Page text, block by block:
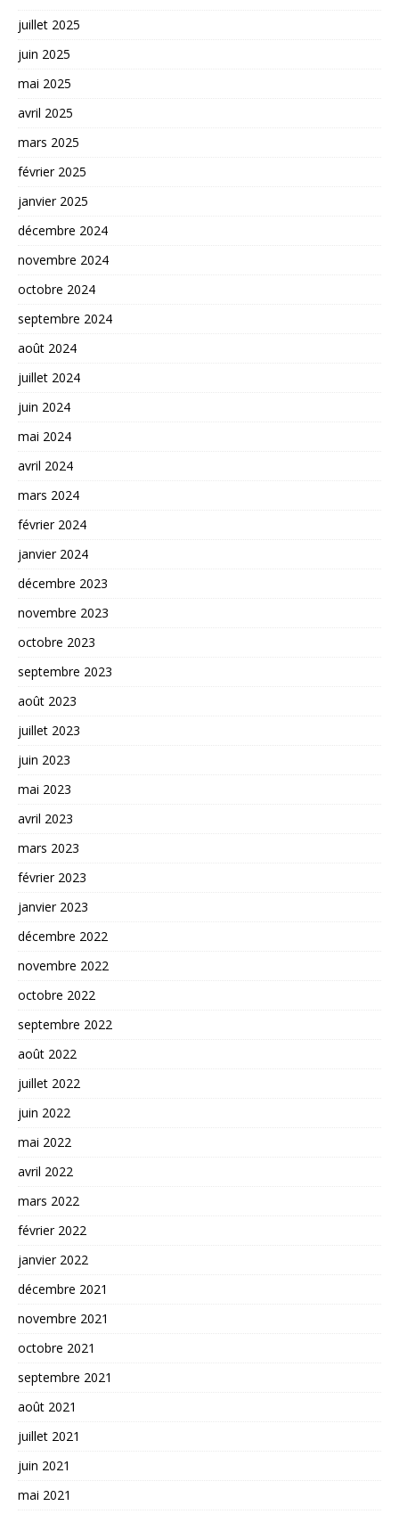
juillet 2025
juin 2025
mai 2025
avril 2025
mars 2025
février 2025
janvier 2025
décembre 2024
novembre 2024
octobre 2024
septembre 2024
août 2024
juillet 2024
juin 2024
mai 2024
avril 2024
mars 2024
février 2024
janvier 2024
décembre 2023
novembre 2023
octobre 2023
septembre 2023
août 2023
juillet 2023
juin 2023
mai 2023
avril 2023
mars 2023
février 2023
janvier 2023
décembre 2022
novembre 2022
octobre 2022
septembre 2022
août 2022
juillet 2022
juin 2022
mai 2022
avril 2022
mars 2022
février 2022
janvier 2022
décembre 2021
novembre 2021
octobre 2021
septembre 2021
août 2021
juillet 2021
juin 2021
mai 2021